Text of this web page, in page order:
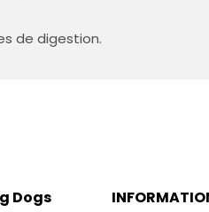
de digestion.
Dogs